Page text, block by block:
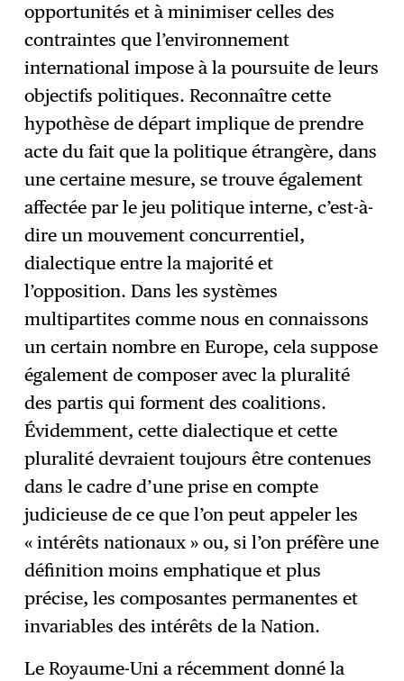
opportunités et à minimiser celles des
contraintes que l’environnement
international impose à la poursuite de leurs
objectifs politiques. Reconnaître cette
hypothèse de départ implique de prendre
acte du fait que la politique étrangère, dans
une certaine mesure, se trouve également
affectée par le jeu politique interne, c’est-à-
dire un mouvement concurrentiel,
dialectique entre la majorité et
l’opposition. Dans les systèmes
multipartites comme nous en connaissons
un certain nombre en Europe, cela suppose
également de composer avec la pluralité
des partis qui forment des coalitions.
Évidemment, cette dialectique et cette
pluralité devraient toujours être contenues
dans le cadre d’une prise en compte
judicieuse de ce que l’on peut appeler les
« intérêts nationaux » ou, si l’on préfère une
définition moins emphatique et plus
précise, les composantes permanentes et
invariables des intérêts de la Nation.
Le Royaume-Uni a récemment donné la